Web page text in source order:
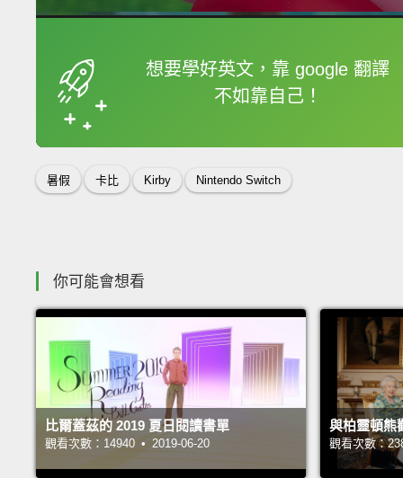
想要學好英文，靠 google 翻譯
不如靠自己！
框選或點兩下字幕可
暑假 卡比 Kirby Nintendo Switch
你可能會想看
比爾蓋茲的 2019 夏日閱讀書單
觀看次數：14940 • 2019-06-20
與柏靈頓熊
觀看次數：